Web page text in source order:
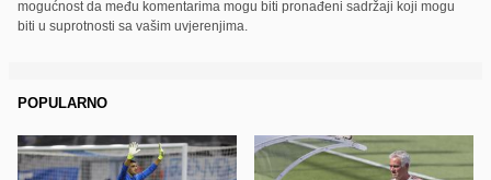
mogućnost da među komentarima mogu biti pronađeni sadržaji koji mogu
biti u suprotnosti sa vašim uvjerenjima.
POPULARNO